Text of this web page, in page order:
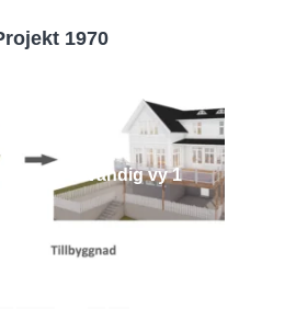
1970
1970 - Utvändig vy 1